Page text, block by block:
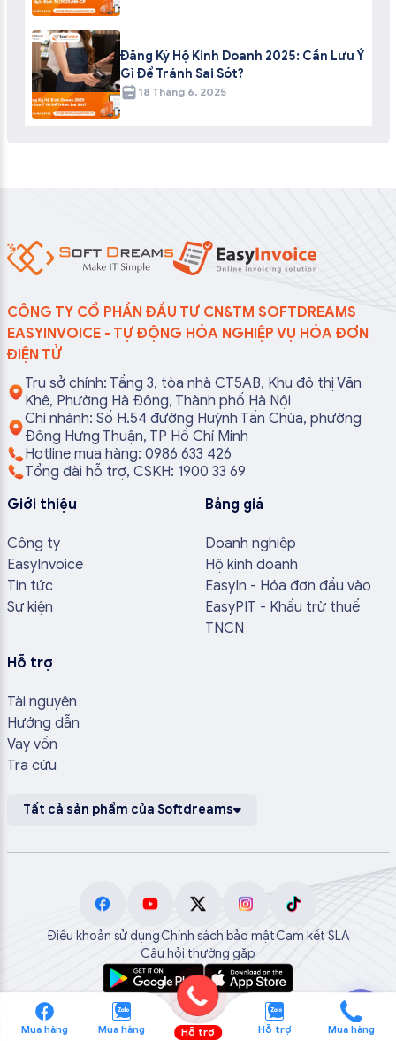
Đăng Ký Hộ Kinh Doanh 2025: Cần Lưu Ý
Gì Để Tránh Sai Sót?
18 Tháng 6, 2025
CÔNG TY CỔ PHẦN ĐẦU TƯ CN&TM SOFTDREAMS
EASYINVOICE - TỰ ĐỘNG HÓA NGHIỆP VỤ HÓA ĐƠN
ĐIỆN TỬ
Trụ sở chính: Tầng 3, tòa nhà CT5AB, Khu đô thị Văn
Khê, Phường Hà Đông, Thành phố Hà Nội
Chi nhánh: Số H.54 đường Huỳnh Tấn Chùa, phường
Đông Hưng Thuận, TP Hồ Chí Minh
Hotline mua hàng: 0986 633 426
Tổng đài hỗ trợ, CSKH: 1900 33 69
Giới thiệu
Công ty
EasyInvoice
Tin tức
Sự kiện
Bảng giá
Doanh nghiệp
Hộ kinh doanh
EasyIn - Hóa đơn đầu vào
EasyPIT - Khấu trừ thuế
TNCN
Hỗ trợ
Tài nguyên
Hướng dẫn
Vay vốn
Tra cứu
Tất cả sản phẩm của Softdreams
Điều khoản sử dụngChính sách bảo mậtCam kết SLA
Câu hỏi thường gặp
Mua hàng Mua hàng Hỗ trợ Hỗ trợ Mua hàng
💬